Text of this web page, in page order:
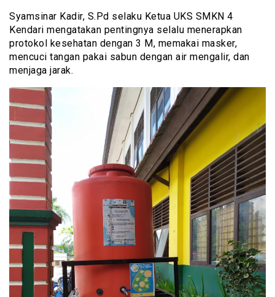
Syamsinar Kadir, S.Pd selaku Ketua UKS SMKN 4
Kendari mengatakan pentingnya selalu menerapkan
protokol kesehatan dengan 3 M, memakai masker,
mencuci tangan pakai sabun dengan air mengalir, dan
menjaga jarak.